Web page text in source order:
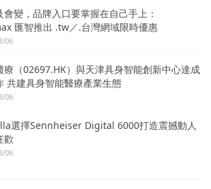
會變，品牌入口要掌握在自己手上：
匯智推出 .tw／.台灣網域限時優惠
06
療（02697.HK）與天津具身智能創新中心達成
共建具身智能醫療產業生態
06
選擇Sennheiser Digital 6000打造震撼動人
歡
06